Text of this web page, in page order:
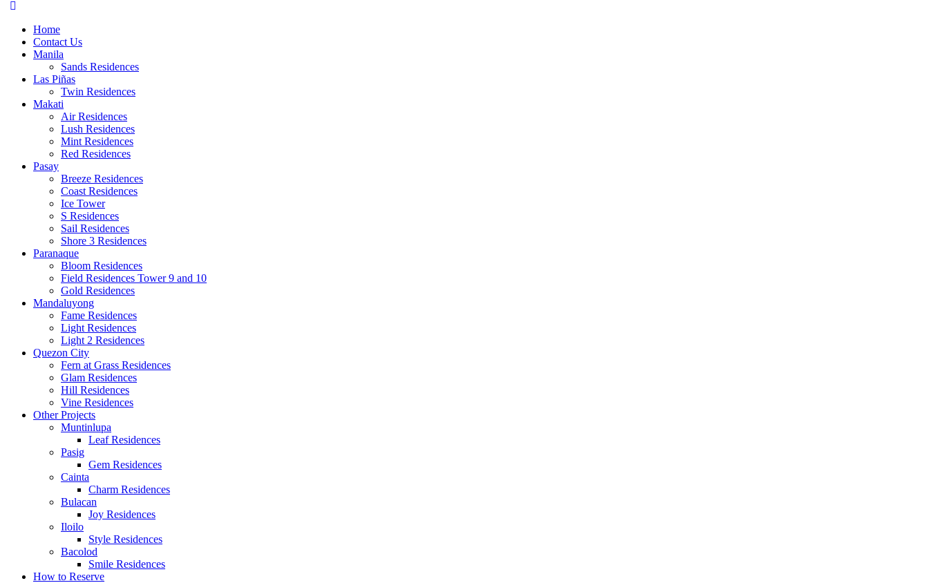
Home
Contact Us
Manila
Sands Residences
Las Piñas
Twin Residences
Makati
Air Residences
Lush Residences
Mint Residences
Red Residences
Pasay
Breeze Residences
Coast Residences
Ice Tower
S Residences
Sail Residences
Shore 3 Residences
Paranaque
Bloom Residences
Field Residences Tower 9 and 10
Gold Residences
Mandaluyong
Fame Residences
Light Residences
Light 2 Residences
Quezon City
Fern at Grass Residences
Glam Residences
Hill Residences
Vine Residences
Other Projects
Muntinlupa
Leaf Residences
Pasig
Gem Residences
Cainta
Charm Residences
Bulacan
Joy Residences
Iloilo
Style Residences
Bacolod
Smile Residences
How to Reserve